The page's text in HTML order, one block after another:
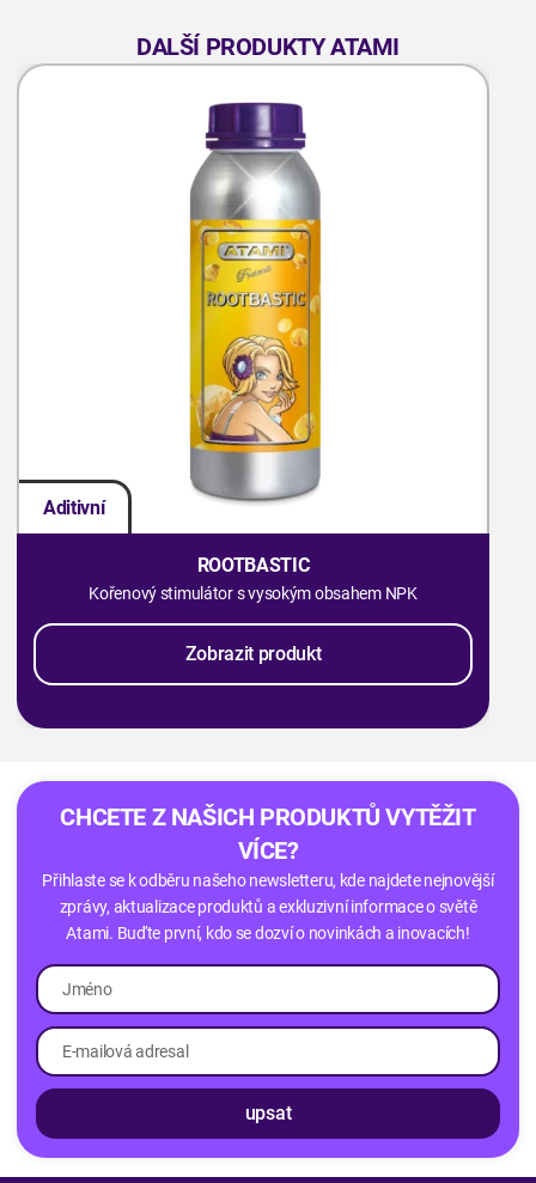
DALŠÍ PRODUKTY ATAMI
Aditivní
ROOTBASTIC
Kořenový stimulátor s vysokým obsahem NPK
Zobrazit produkt
CHCETE Z NAŠICH PRODUKTŮ VYTĚŽIT
VÍCE?
Přihlaste se k odběru našeho newsletteru, kde najdete nejnovější
zprávy, aktualizace produktů a exkluzivní informace o světě
Atami. Buďte první, kdo se dozví o novinkách a inovacích!
upsat